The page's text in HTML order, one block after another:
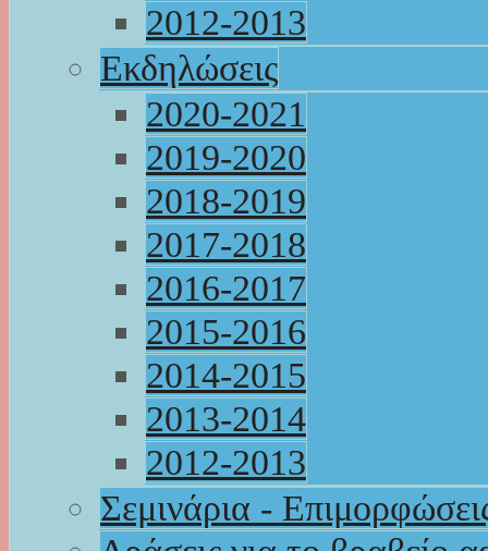
2012-2013
Εκδηλώσεις
2020-2021
2019-2020
2018-2019
2017-2018
2016-2017
2015-2016
2014-2015
2013-2014
2012-2013
Σεμινάρια -